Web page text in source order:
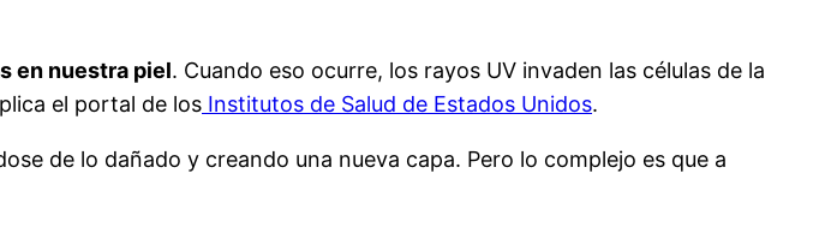
en nuestra piel. Cuando eso ocurre, los rayos UV invaden las células de la
el portal de los Institutos de Salud de Estados Unidos.
de lo dañado y creando una nueva capa. Pero lo complejo es que a